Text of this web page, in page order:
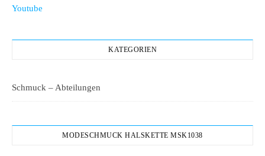
Youtube
KATEGORIEN
Schmuck – Abteilungen
MODESCHMUCK HALSKETTE MSK1038